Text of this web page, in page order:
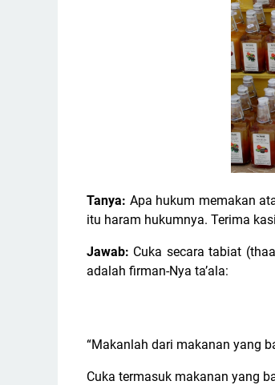
Tanya: Apa hukum memakan
itu haram hukumnya. Terima
Jawab: Cuka secara tabiat
adalah firman-Nya ta’ala:
“Makanlah dari makanan yang
Cuka termasuk makanan yang